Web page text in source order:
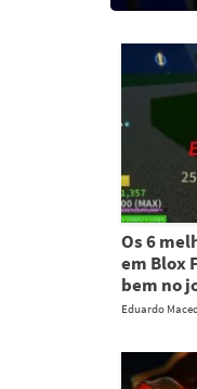
Os 6
em Blox
bem no
Eduardo